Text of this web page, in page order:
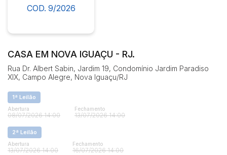
Imóveis
Casas
Ponto Comercial
Terreno
Estados
Judiciais Extrajudiciais
Faixa de valor
R$
COD. 9/2026
CASA EM NOVA IGUAÇU - RJ.
Rua Dr. Albert Sabin, Jardim 19, Condomínio Jardim Paradiso
XIX, Campo Alegre, Nova Iguaçu/RJ
1ª Leilão
Abertura
08/07/2026 14:00
Fechamento
13/07/2026 14:00
2ª Leilão
Abertura
13/07/2026 14:00
Fechamento
16/07/2026 14:00